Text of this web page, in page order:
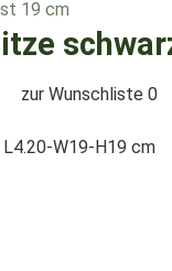
zur Wunschliste 0
W19-H19 cm